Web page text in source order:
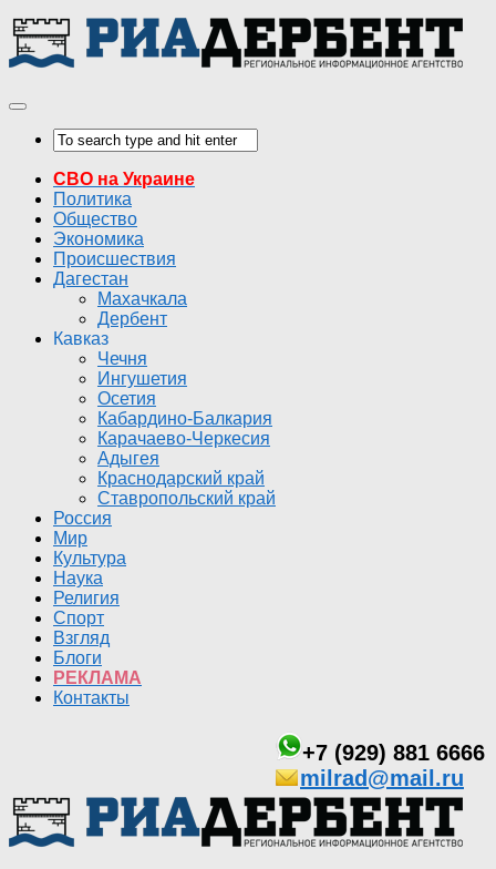
СВО на Украине
Политика
Общество
Экономика
Происшествия
Дагестан
Махачкала
Дербент
Кавказ
Чечня
Ингушетия
Осетия
Кабардино-Балкария
Карачаево-Черкесия
Адыгея
Краснодарский край
Ставропольский край
Россия
Мир
Культура
Наука
Религия
Спорт
Взгляд
Блоги
РЕКЛАМА
Контакты
+7 (929) 881 6666
milrad@mail.ru